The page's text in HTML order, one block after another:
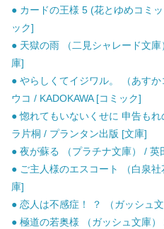
● カードの王様 5 (花とゆめコミ
ック]
● 天獄の雨 （二見シャレード文
庫]
● やらしくてイジワル。 （あす
ウコ / KADOKAWA [コミック]
● 惚れてもいないくせに 申告も
ラ片桐 / プランタン出版 [文庫]
● 夜が蘇る （プラチナ文庫） /
● ご主人様のエスコート （白泉
庫]
● 恋人は不感症！ ？ （ガッシュ
● 極道の若奥様 （ガッシュ文庫